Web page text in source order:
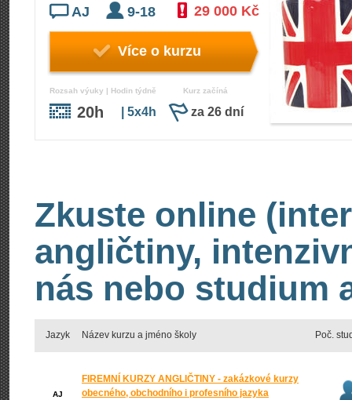
AJ 9-18 29 000 Kč
Více o kurzu
Rozsah výuky | Hodin týdně
20h | 5x4h
Kurz začíná
za 26 dní
Zkuste online
angličtiny,
nás nebo studium
Jazyk Název kurzu a jméno školy Poč.
AJ
FIREMNÍ KURZY ANGLIČTINY - zakázkové kurzy
obecného, obchodního i profesního jazyka